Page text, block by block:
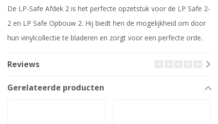
De LP-Safe Afdek 2 is het perfecte opzetstuk voor de LP Safe 2-
2 en LP Safe Opbouw 2. Hij biedt hen de mogelijkheid om door
hun vinylcollectie te bladeren en zorgt voor een perfecte orde.
Reviews
Gerelateerde producten